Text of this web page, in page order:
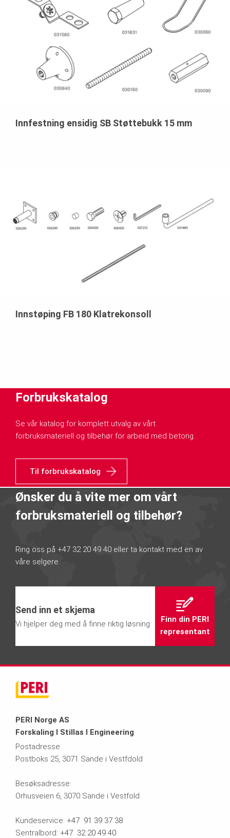
Innfestning ensidig SB Støttebukk 15 mm
Innstøping FB 180 Klatrekonsoll
Forbrukskatalog
Se vår katalog for komplett utvalg av vårt
forbruksmateriell og tilbehør for arbeid med betong.
Til forbrukskatalog
Ønsker du å vite mer om vårt
forbruksmateriell og tilbehør?
Ring oss på +47 32 20 49 40 eller ta kontakt med en av
våre selgere.
Send inn et skjema
Vi hjelper deg med å finne riktig løsning
Finn din PERI
representant
PERI Norge AS
Forskaling I Stillas I Engineering
Postadresse:
Postboks 25, 3071 Sande i Vestfdold
Besøksadresse:
Orhusveien 6, 3070 Sande i Vestfold
Kundeservice: +47 91 39 37 38
Sentralbord: +47 32 20 49 40